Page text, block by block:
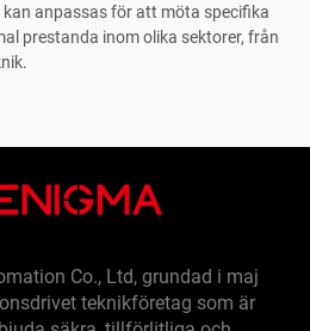
anpassas för att möta specifika
prestanda inom olika sektorer, från
Co., Ltd, grundad i maj
teknikföretag som är